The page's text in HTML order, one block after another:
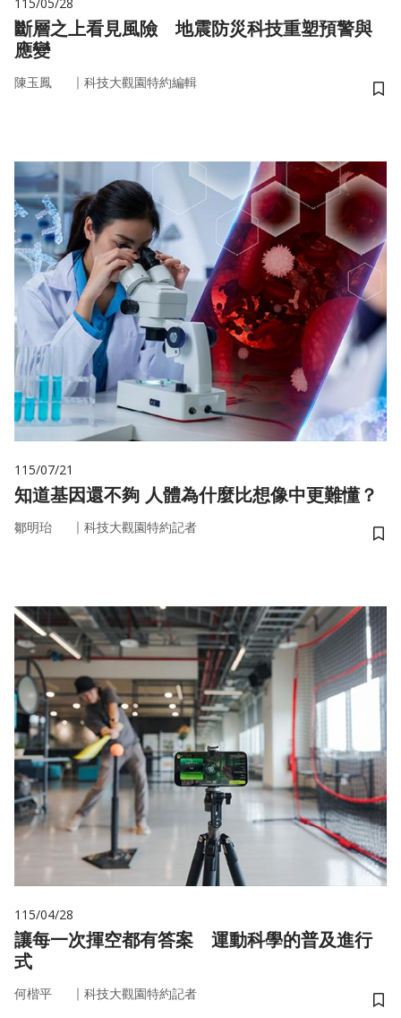
斷層之上看見風險 地震防災科技重塑預警與
應變
陳玉鳳 ｜ 科技大觀園特約編輯
儲
115/07/21
知道基因還不夠 人體為什麼比想像中更難懂？
鄒明珆 ｜ 科技大觀園特約記者
儲
115/04/28
讓每一次揮空都有答案 運動科學的普及進行
式
何楷平 ｜ 科技大觀園特約記者
儲